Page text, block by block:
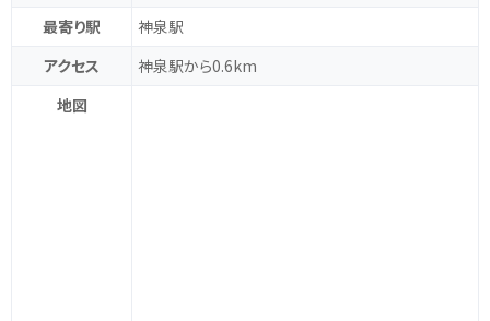
最寄り駅
神泉駅
アクセス
神泉駅から0.6km
地図